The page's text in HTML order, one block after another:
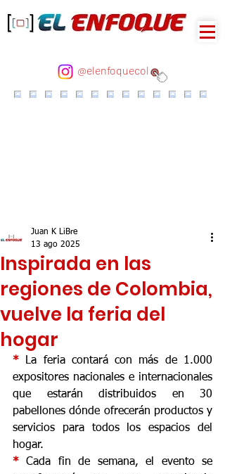
@elenfoquecol
Inspirada en las
regiones de Colombia,
vuelve la feria del
hogar
Juan K LiBre
13 ago 2025
*
La feria contará con más de 1.000
expositores nacionales e internacionales
que estarán distribuidos en 30
pabellones dónde ofrecerán productos y
servicios para todos los espacios del
hogar.
* Cada fin de semana, el evento se